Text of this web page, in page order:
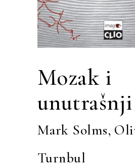
Mozak i
Mark Solms,
Turnbul